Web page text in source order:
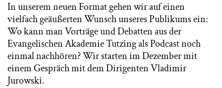
In unserem neuen Format gehen wir auf einen
vielfach geäußerten Wunsch unseres Publikums ein:
Wo kann man Vorträge und Debatten aus der
Evangelischen Akademie Tutzing als Podcast noch
einmal nachhören? Wir starten im Dezember mit
einem Gespräch mit dem Dirigenten Vladimir
Jurowski.